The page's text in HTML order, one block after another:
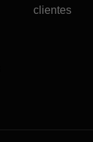
clientes